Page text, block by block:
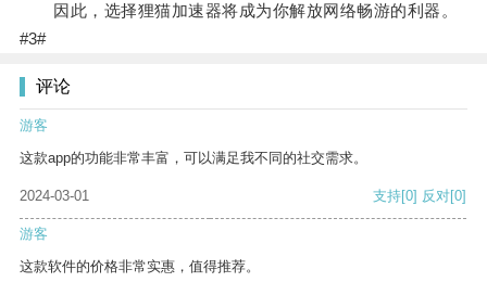
因此，选择狸猫加速器将成为你解放网络畅游的利器。
#3#
评论
游客
这款app的功能非常丰富，可以满足我不同的社交需求。
2024-03-01 支持[0] 反对[0]
游客
这款软件的价格非常实惠，值得推荐。